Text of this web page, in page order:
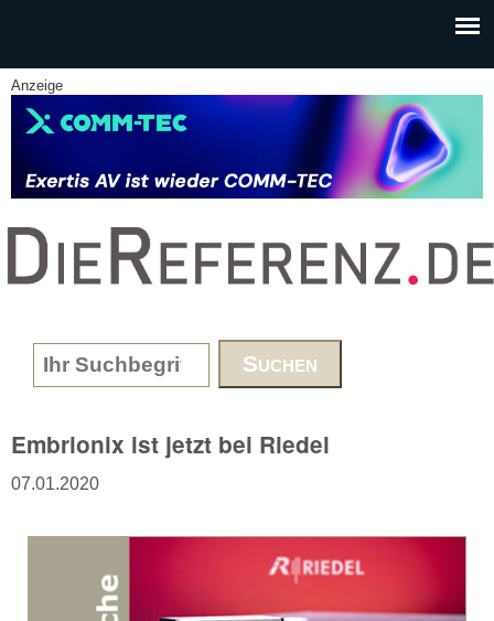
Anzeige
www.DieReferenz.de
Search form
Embrionix ist jetzt bei Riedel
07.01.2020